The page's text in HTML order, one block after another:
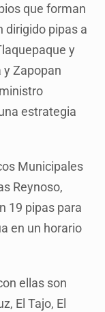
que forman
dirigido pipas a
y
y Zapopan
estrategia
Municipales
Reynoso,
19 pipas para
en un horario
ellas son
El Tajo, El